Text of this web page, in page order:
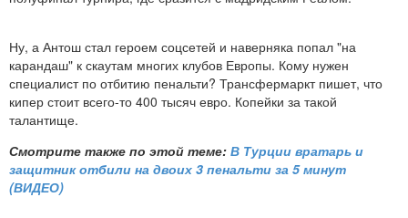
Ну, а Антош стал героем соцсетей и наверняка попал "на
карандаш" к скаутам многих клубов Европы. Кому нужен
специалист по отбитию пенальти? Трансфермаркт пишет, что
кипер стоит всего-то 400 тысяч евро. Копейки за такой
талантище.
Смотрите также по этой теме: В Турции вратарь и
защитник отбили на двоих 3 пенальти за 5 минут
(ВИДЕО)